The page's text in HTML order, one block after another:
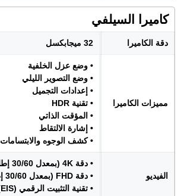
كاميرا السيلفي
دقة الكاميرا 32 ميجابكسل
مميزات الكاميرا
• وضع عزل الخلفية
• وضع التصوير الليلي
• إعدادات التجميل
• تقنية HDR
• المؤقت الذاتي
• إشارة الالتقاط
• كشف الوجوه والابتسامات
الفيديو
• دقة 4K (بمعدل 30/60 إطار)
• دقة FHD (بمعدل 30/60 إطار)
• تقنية التثبيت الرقمي (EIS)